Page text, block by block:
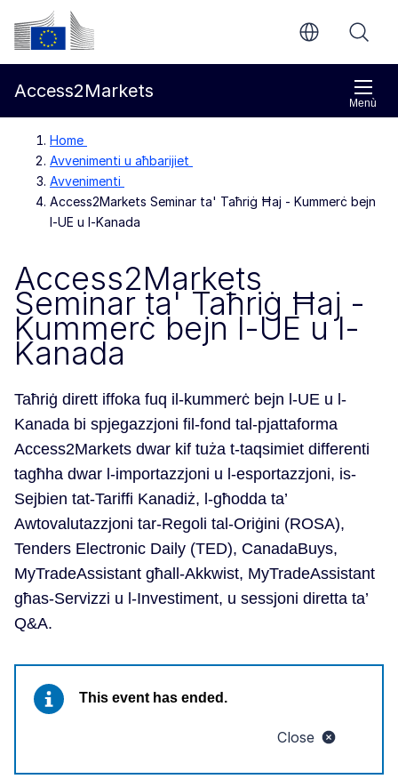
Mur għall-kontenut ewlieni
Kummissjoni Ewropea
Menù
Access2Markets
Home
Avvenimenti u aħbarijiet
Avvenimenti
Access2Markets Seminar ta' Taħriġ Ħaj - Kummerċ bejn
l-UE u l-Kanada
Access2Markets
Seminar ta' Taħriġ Ħaj -
Kummerċ bejn l-UE u l-
Kanada
Taħriġ dirett iffoka fuq il-kummerċ bejn l-UE u l-
Kanada bi spjegazzjoni fil-fond tal-pjattaforma
Access2Markets dwar kif tuża t-taqsimiet differenti
tagħha dwar l-importazzjoni u l-esportazzjoni, is-
Sejbien tat-Tariffi Kanadiż, l-għodda ta’
Awtovalutazzjoni tar-Regoli tal-Oriġini (ROSA),
Tenders Electronic Daily (TED), CanadaBuys,
MyTradeAssistant għall-Akkwist, MyTradeAssistant
għas-Servizzi u l-Investiment, u sessjoni diretta ta’
Q&A.
Close
This event has ended.